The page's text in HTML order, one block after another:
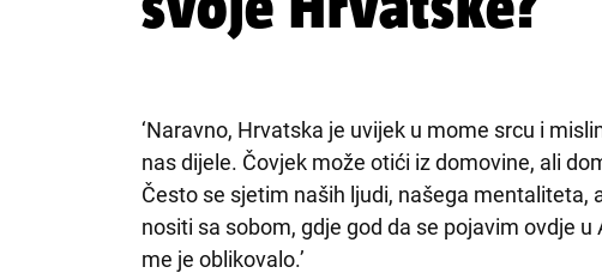
‘Naravno, Hrvatska je uvijek u mome srcu i
nas dijele. Čovjek može otići iz domovine, ali
Često se sjetim naših ljudi, našega mentaliteta,
nositi sa sobom, gdje god da se pojavim ovdje
me je oblikovalo.’